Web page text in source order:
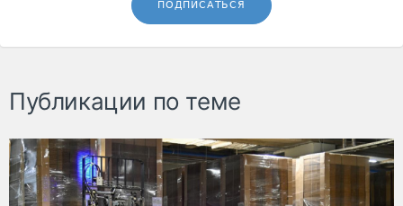
ПОДПИСАТЬСЯ
Публикации по теме